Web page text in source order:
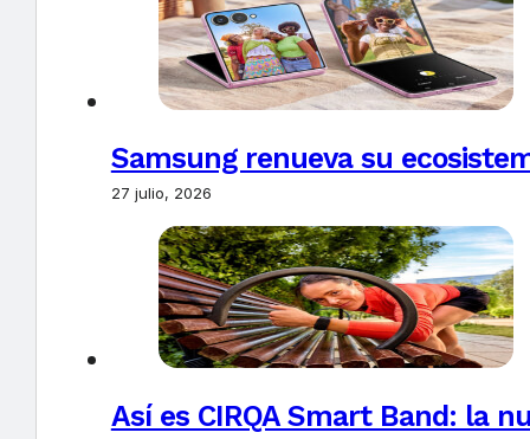
Samsung renueva su
27 julio, 2026
Así es CIRQA Smart Band: la